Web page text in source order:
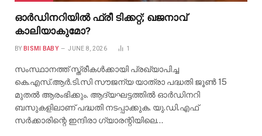
ഓർഡിനറിയിൽ ഫ്രീ ടിക്കറ്റ്; ഖജനാവ്
കാലിയാകുമോ?
BY BISMI BABY JUNE 8, 2026 1
സംസ്ഥാനത്ത് സ്ത്രീകൾക്കായി പ്രഖ്യാപിച്ച
കെ.എസ്.ആർ.ടി.സി സൗജന്യ യാത്രാ പദ്ധതി ജൂൺ 15
മുതൽ ആരംഭിക്കും. ആദ്യഘട്ടത്തിൽ ഓർഡിനറി
ബസുകളിലാണ് പദ്ധതി നടപ്പാക്കുക. യു.ഡി.എഫ്
സർക്കാരിന്റെ ഇന്ദിരാ ഗ്യാരന്റിയിലെ…